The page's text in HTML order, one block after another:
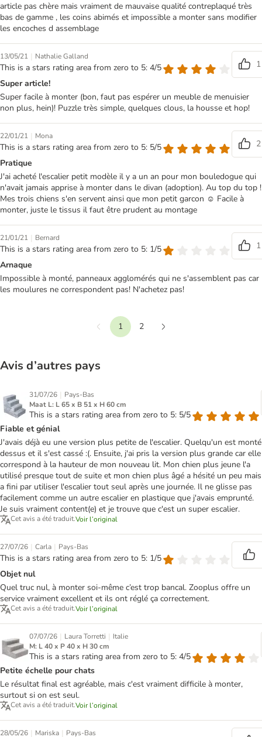
article pas chère mais vraiment de mauvaise qualité contreplaqué très
bas de gamme , les coins abimés et impossible a monter sans modifier
les encoches d assemblage
13/05/21 | Nathalie Galland
This is a stars rating area from zero to 5: 4/5
1
Super article!
Super facile à monter (bon, faut pas espérer un meuble de menuisier
non plus, hein)! Puzzle très simple, quelques clous, la housse et hop!
22/01/21 | Mona
This is a stars rating area from zero to 5: 5/5
2
Pratique
J'ai acheté l'escalier petit modèle il y a un an pour mon bouledogue qui
n'avait jamais apprise à monter dans le divan (adoption). Au top du top !
Mes trois chiens s'en servent ainsi que mon petit garcon ☺️ Facile à
monter, juste le tissus il faut être prudent au montage
21/01/21 | Bernard
This is a stars rating area from zero to 5: 1/5
1
Arnaque
Impossible à monté, panneaux agglomérés qui ne s'assemblent pas car
les moulures ne correspondent pas! N'achetez pas!
Précédent
1
2
Avis d’autres pays
31/07/26 | Pays-Bas
Maat L: L 65 x B 51 x H 60 cm
This is a stars rating area from zero to 5: 5/5
Fiable et génial
J'avais déjà eu une version plus petite de l'escalier. Quelqu'un est monté
dessus et il s'est cassé :(. Ensuite, j'ai pris la version plus grande car elle
correspond à la hauteur de mon nouveau lit. Mon chien plus jeune l'a
utilisé presque tout de suite et mon chien plus âgé a hésité un peu mais
a fini par utiliser l'escalier tout seul après une journée. Il ne glisse pas
facilement comme un autre escalier en plastique que j'avais emprunté.
Je suis vraiment content(e) et je trouve que c'est un super escalier.
Cet avis a été traduit.Voir l’original
27/07/26 | Carla | Pays-Bas
This is a stars rating area from zero to 5: 1/5
Objet nul
Quel truc nul, à monter soi-même c’est trop bancal. Zooplus offre un
service vraiment excellent et ils ont réglé ça correctement.
Cet avis a été traduit.Voir l’original
07/07/26 | Laura Torretti | Italie
M: L 40 x P 40 x H 30 cm
This is a stars rating area from zero to 5: 4/5
Petite échelle pour chats
Le résultat final est agréable, mais c'est vraiment difficile à monter,
surtout si on est seul.
Cet avis a été traduit.Voir l’original
28/05/26 | Mariska | Pays-Bas